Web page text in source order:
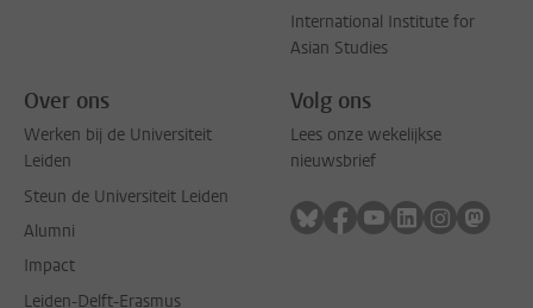
International Institute for
Asian Studies
Over ons
Werken bij de Universiteit
Leiden
Steun de Universiteit Leiden
Alumni
Impact
Leiden-Delft-Erasmus
Volg ons
Lees onze wekelijkse
nieuwsbrief
Volg ons op bluesky
Volg ons op facebook
Volg ons op
Volg ons op
Volg ons
Volg